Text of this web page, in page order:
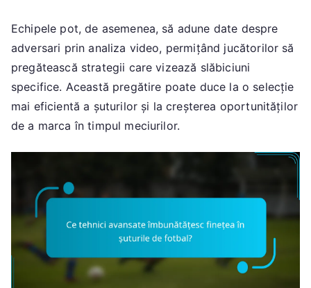
Echipele pot, de asemenea, să adune date despre
adversari prin analiza video, permițând jucătorilor să
pregătească strategii care vizează slăbiciuni
specifice. Această pregătire poate duce la o selecție
mai eficientă a șuturilor și la creșterea oportunităților
de a marca în timpul meciurilor.